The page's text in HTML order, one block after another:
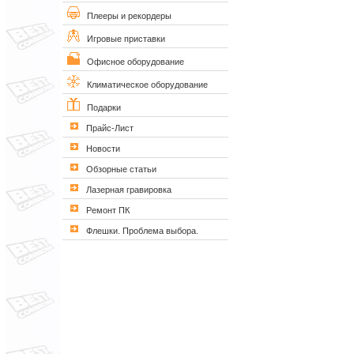
Плееры и рекордеры
Игровые приставки
Офисное оборудование
Климатическое оборудование
Подарки
Прайс-Лист
Новости
Обзорные статьи
Лазерная гравировка
Ремонт ПК
Флешки. Проблема выбора.